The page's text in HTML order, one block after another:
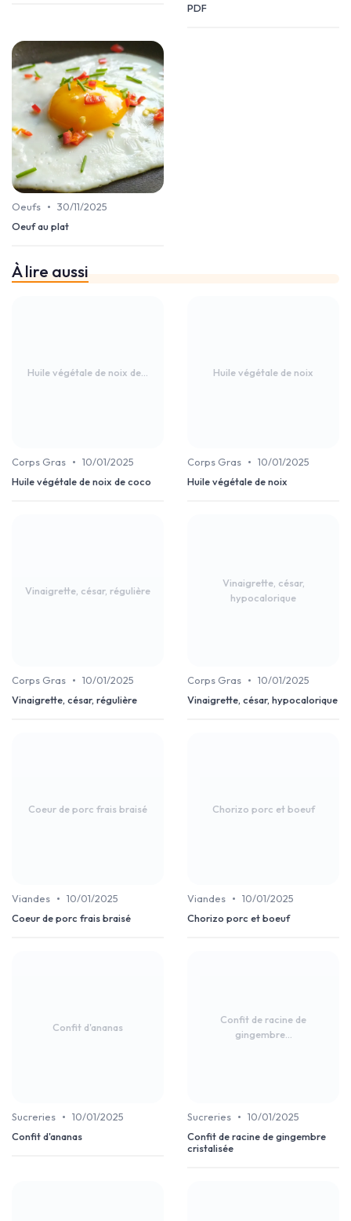
PDF
Oeufs • 30/11/2025
Oeuf au plat
À lire aussi
Huile végétale de noix de...
Corps Gras • 10/01/2025
Huile végétale de noix de coco
Huile végétale de noix
Corps Gras • 10/01/2025
Huile végétale de noix
Vinaigrette, césar, régulière
Corps Gras • 10/01/2025
Vinaigrette, césar, régulière
Vinaigrette, césar,
hypocalorique
Corps Gras • 10/01/2025
Vinaigrette, césar, hypocalorique
Coeur de porc frais braisé
Viandes • 10/01/2025
Coeur de porc frais braisé
Chorizo porc et boeuf
Viandes • 10/01/2025
Chorizo porc et boeuf
Confit d'ananas
Sucreries • 10/01/2025
Confit d'ananas
Confit de racine de
gingembre...
Sucreries • 10/01/2025
Confit de racine de gingembre
cristalisée